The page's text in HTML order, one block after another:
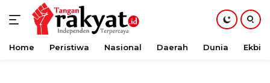
Langsung
Home Peristiwa Nasional Daerah Dunia Ekbis